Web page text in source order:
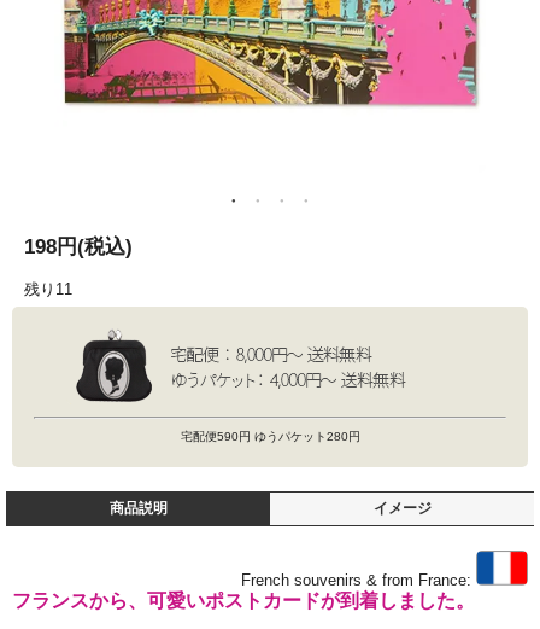
198円(税込)
残り11
宅配便590円 ゆうパケット280円
商品説明 イメージ
French souvenirs & from France:
フランスから、可愛いポストカードが到着しました。